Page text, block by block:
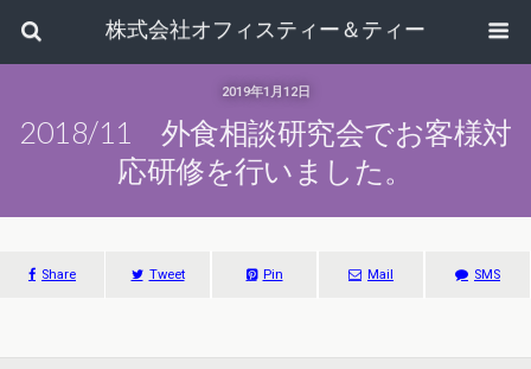
株式会社オフィスティー＆ティー
2019年1月12日
2018/11 外食相談研究会でお客様対
応研修を行いました。
Share Tweet Pin Mail SMS